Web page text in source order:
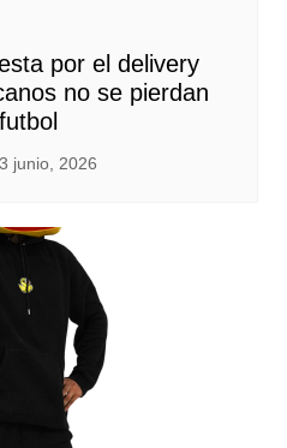
por el delivery
no se pierdan
junio, 2026